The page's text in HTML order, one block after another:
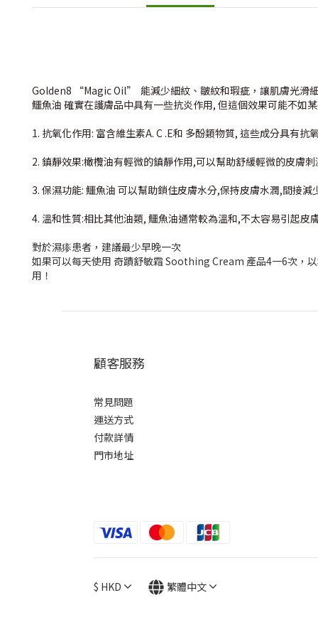
Golden8 “Magic Oil” 能減少細紋、皺紋和瑕疵，讓肌膚光滑
鱷魚油 確實在護膚品中具有一些抗炎作用, 但這個效果可能不如
1. 抗氧化作用: 富含維生素A. C .E和 多酚類物質, 這些成分具有
2. 鎮靜效果:橄欖油有輕微的鎮靜作用,可以幫助舒緩輕微的皮膚刺
3. 保濕功能: 鱷魚油 可以幫助鎖住皮膚水分,保持皮膚水潤,間接減
4. 溫和性質:相比其他油類, 鱷魚油通常較為溫和,不太容易引起皮
對於濕瘆患者，建議最少早晚一次
如果可以每天使用 奇蹟舒敏霜 Soothing Cream 產品4一6次，
用！
顧客服務
常見問題
運送方式
付款詳情
門市地址
$ HKD 繁體中文